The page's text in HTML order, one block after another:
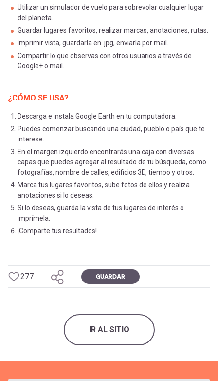
Utilizar un simulador de vuelo para sobrevolar cualquier lugar
del planeta.
Guardar lugares favoritos, realizar marcas, anotaciones, rutas.
Imprimir vista, guardarla en .jpg, enviarla por mail.
Compartir lo que observas con otros usuarios a través de
Google+ o mail.
¿CÓMO SE USA?
Descarga e instala Google Earth en tu computadora.
Puedes comenzar buscando una ciudad, pueblo o país que te
interese.
En el margen izquierdo encontrarás una caja con diversas
capas que puedes agregar al resultado de tu búsqueda, como
fotografías, nombre de calles, edificios 3D, tiempo y otros.
Marca tus lugares favoritos, sube fotos de ellos y realiza
anotaciones si lo deseas.
Si lo deseas, guarda la vista de tus lugares de interés o
imprímela.
¡Comparte tus resultados!
277 GUARDAR
IR AL SITIO